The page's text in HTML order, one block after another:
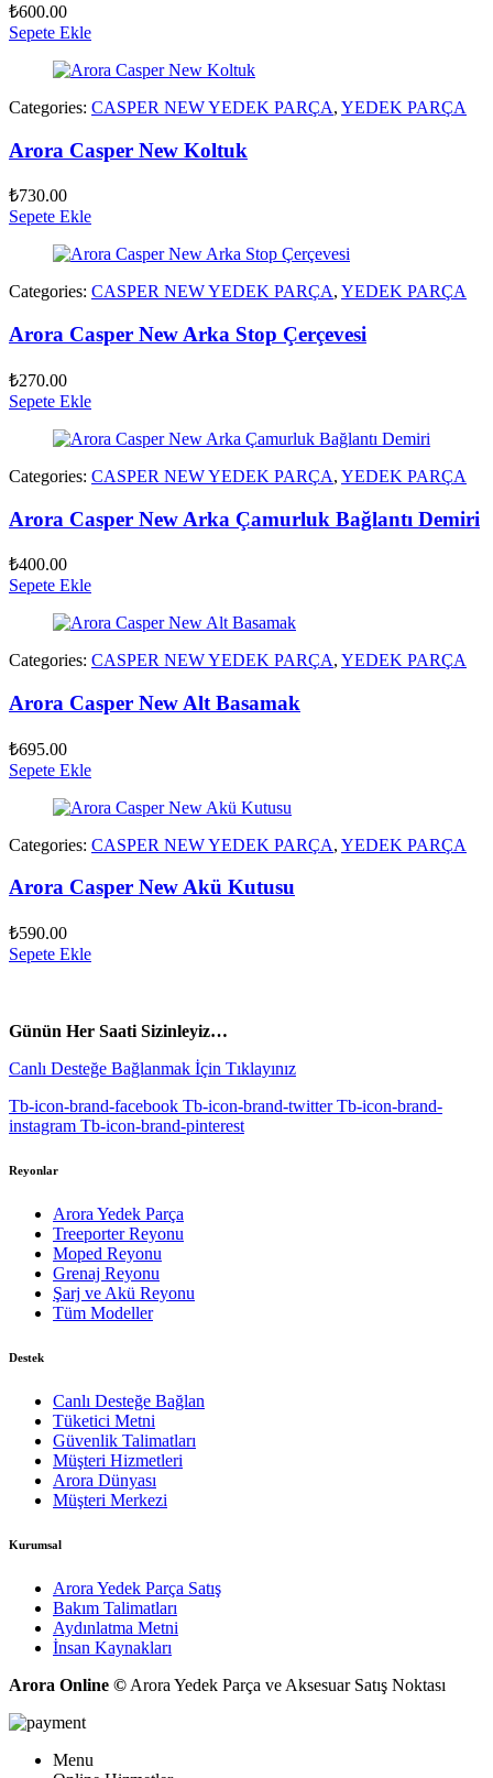
₺600.00
Sepete Ekle
Categories: CASPER NEW YEDEK PARÇA, YEDEK PARÇA
Arora Casper New Koltuk
₺730.00
Sepete Ekle
Categories: CASPER NEW YEDEK PARÇA, YEDEK PARÇA
Arora Casper New Arka Stop Çerçevesi
₺270.00
Sepete Ekle
Categories: CASPER NEW YEDEK PARÇA, YEDEK PARÇA
Arora Casper New Arka Çamurluk Bağlantı Demiri
₺400.00
Sepete Ekle
Categories: CASPER NEW YEDEK PARÇA, YEDEK PARÇA
Arora Casper New Alt Basamak
₺695.00
Sepete Ekle
Categories: CASPER NEW YEDEK PARÇA, YEDEK PARÇA
Arora Casper New Akü Kutusu
₺590.00
Sepete Ekle
Günün Her Saati Sizinleyiz…
Canlı Desteğe Bağlanmak İçin Tıklayınız
Tb-icon-brand-facebook Tb-icon-brand-twitter Tb-icon-brand-
instagram Tb-icon-brand-pinterest
Reyonlar
Arora Yedek Parça
Treeporter Reyonu
Moped Reyonu
Grenaj Reyonu
Şarj ve Akü Reyonu
Tüm Modeller
Destek
Canlı Desteğe Bağlan
Tüketici Metni
Güvenlik Talimatları
Müşteri Hizmetleri
Arora Dünyası
Müşteri Merkezi
Kurumsal
Arora Yedek Parça Satış
Bakım Talimatları
Aydınlatma Metni
İnsan Kaynakları
Arora Online © Arora Yedek Parça ve Aksesuar Satış Noktası
Menu